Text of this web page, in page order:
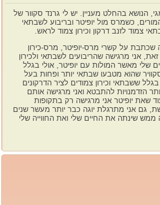
הנושא בהחלט מעניין. יש לי גרנד סקוור של
כשמרס מול יופיטר ובריבוע לשבתאי
צמוד לזנב דרקון וכירון צמוד לראש.
על קשרי מרס-יופיטר, מרס-כירון
אני מרגישה שהריבועים לשבתאי ולכירון
שלי מאשר המולות עם יופיטר, אולי בגלל
שהוא מטבעו שבתאי יותר ופחות בעל
בגלל ששבתאי וכירון צמודים לציר הדרקונים
הזדמנויות להתבטא ואני מרגישה אותם
שאת יופיטר אני מרגישה רק בתקופות
גם אני מתרגלת יוגה כבר יותר מעשר שנים
ממש שינתה את החיים שלי ואת החווייה שלי